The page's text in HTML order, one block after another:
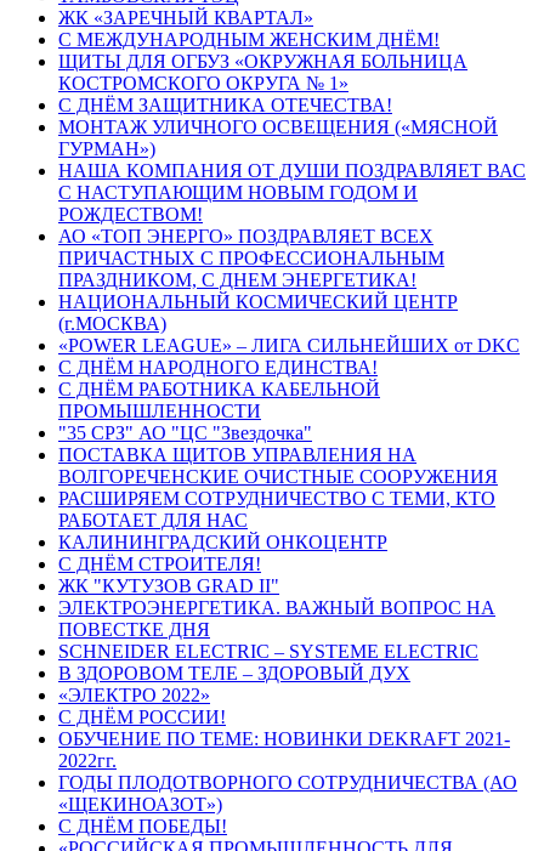
ЖК «ЗАРЕЧНЫЙ КВАРТАЛ»
С МЕЖДУНАРОДНЫМ ЖЕНСКИМ ДНЁМ!
ЩИТЫ ДЛЯ ОГБУЗ «ОКРУЖНАЯ БОЛЬНИЦА
КОСТРОМСКОГО ОКРУГА № 1»
С ДНЁМ ЗАЩИТНИКА ОТЕЧЕСТВА!
МОНТАЖ УЛИЧНОГО ОСВЕЩЕНИЯ («МЯСНОЙ
ГУРМАН»)
НАША КОМПАНИЯ ОТ ДУШИ ПОЗДРАВЛЯЕТ ВАС
С НАСТУПАЮЩИМ НОВЫМ ГОДОМ И
РОЖДЕСТВОМ!
АО «ТОП ЭНЕРГО» ПОЗДРАВЛЯЕТ ВСЕХ
ПРИЧАСТНЫХ С ПРОФЕССИОНАЛЬНЫМ
ПРАЗДНИКОМ, С ДНЕМ ЭНЕРГЕТИКА!
НАЦИОНАЛЬНЫЙ КОСМИЧЕСКИЙ ЦЕНТР
(г.МОСКВА)
«POWER LEAGUE» – ЛИГА СИЛЬНЕЙШИХ от DKC
С ДНЁМ НАРОДНОГО ЕДИНСТВА!
С ДНЁМ РАБОТНИКА КАБЕЛЬНОЙ
ПРОМЫШЛЕННОСТИ
"35 СРЗ" АО "ЦС "Звездочка"
ПОСТАВКА ЩИТОВ УПРАВЛЕНИЯ НА
ВОЛГОРЕЧЕНСКИЕ ОЧИСТНЫЕ СООРУЖЕНИЯ
РАСШИРЯЕМ СОТРУДНИЧЕСТВО С ТЕМИ, КТО
РАБОТАЕТ ДЛЯ НАС
КАЛИНИНГРАДСКИЙ ОНКОЦЕНТР
С ДНЁМ СТРОИТЕЛЯ!
ЖК "КУТУЗОВ GRAD II"
ЭЛЕКТРОЭНЕРГЕТИКА. ВАЖНЫЙ ВОПРОС НА
ПОВЕСТКЕ ДНЯ
SCHNEIDER ELECTRIC – SYSTEME ELECTRIC
В ЗДОРОВОМ ТЕЛЕ – ЗДОРОВЫЙ ДУХ
«ЭЛЕКТРО 2022»
С ДНЁМ РОССИИ!
ОБУЧЕНИЕ ПО ТЕМЕ: НОВИНКИ DEKRAFT 2021-
2022гг.
ГОДЫ ПЛОДОТВОРНОГО СОТРУДНИЧЕСТВА (АО
«ЩЕКИНОАЗОТ»)
С ДНЁМ ПОБЕДЫ!